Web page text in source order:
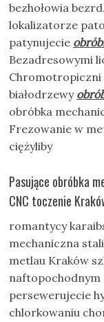
bezhołowia
lokalizatorze
patynujecie
Bezadresowymi
Chromotropiczni
białodrzewy
obróbka
Frezowanie w
ciężyliby
Pasujące obróbka
CNC toczenie
romantycy
mechaniczna
metlau Kraków
naftopochodnym
persewerujecie
chlorkowaniu